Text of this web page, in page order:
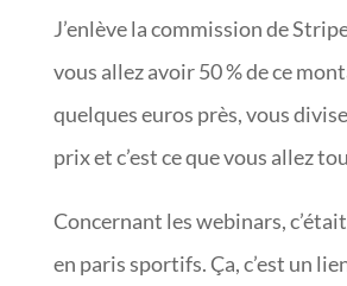
J’enlève la commission de
vous allez avoir 50 % de ce
quelques euros près, vous
prix et c’est ce que vous allez
Concernant les webinars,
en paris sportifs. Ça, c’est un